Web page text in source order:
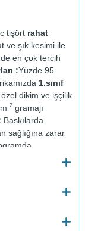
tişört rahat
ve şık kesimi ile
en çok tercih
:Yüzde 95
1.sınıf
dikim ve işçilik
2 gramajı
Baskılarda
sağlığına zarar
ısıda ve tersten